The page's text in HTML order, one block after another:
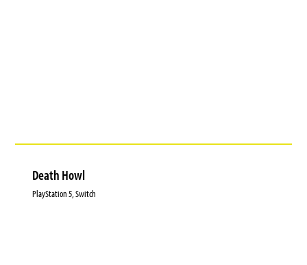
Death Howl
PlayStation 5, Switch